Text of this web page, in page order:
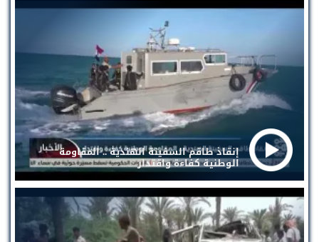
إنقاذ طاقم السفينة الهندية .. المقاومة
الوطنية كفاءة واقتدار